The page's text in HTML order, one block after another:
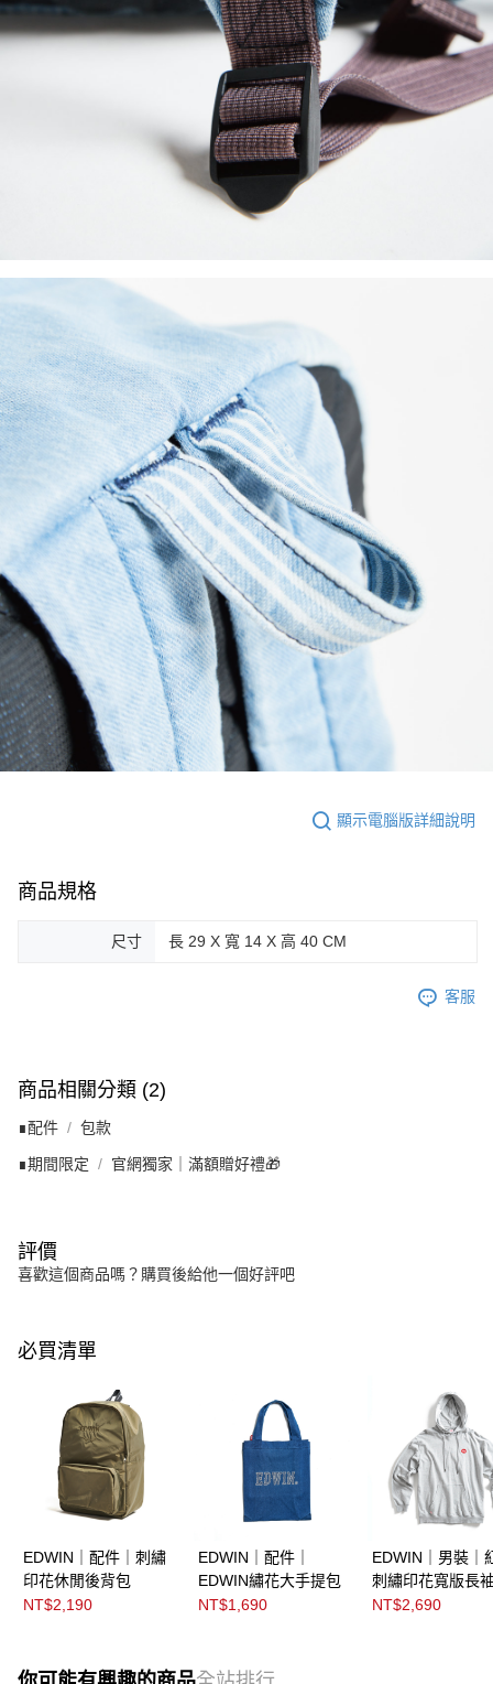
顯示電腦版詳細說明
商品規格
尺寸 長 29 X 寬 14 X 高 40 CM
客服
商品相關分類 (2)
∎配件 包款
∎期間限定 官網獨家｜滿額贈好禮🎁
評價
喜歡這個商品嗎？購買後給他一個好評吧
必買清單
EDWIN｜配件｜刺繡
印花休閒後背包
NT$2,190
EDWIN｜配件｜
EDWIN繡花大手提包
NT$1,690
EDWIN｜男裝｜
刺繡印花寬版長
T恤
NT$2,690